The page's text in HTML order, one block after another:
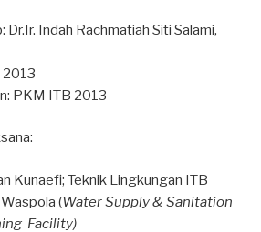
Indah Rachmatiah Siti Salami,
2013
PKM ITB 2013
Kunaefi; Teknik Lingkungan ITB
(WaterSupply & Sanitation
Facility)